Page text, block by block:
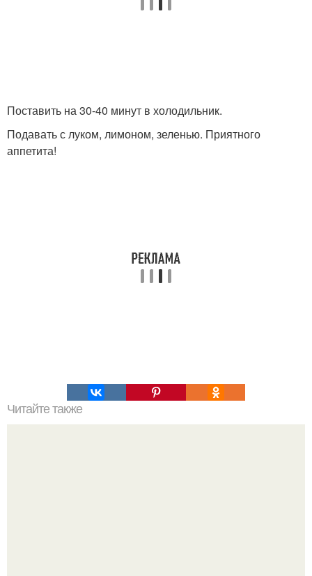
Поставить на 30-40 минут в холодильник.
Подавать с луком, лимоном, зеленью. Приятного
аппетита!
Читайте также